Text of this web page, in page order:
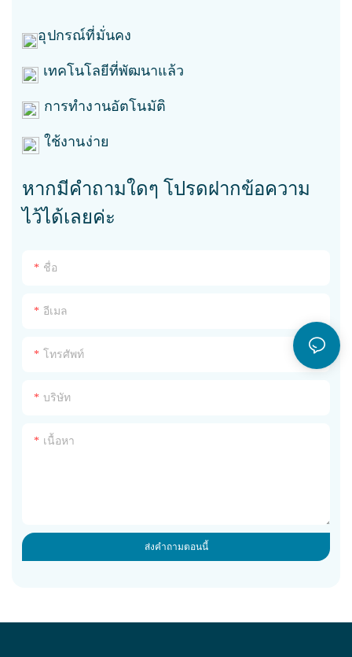
อุปกรณ์ที่มั่นคง
เทคโนโลยีที่พัฒนาแล้ว
การทำงานอัตโนมัติ
ใช้งานง่าย
หากมีคำถามใดๆ โปรดฝากข้อความ
ไว้ได้เลยค่ะ
ชื่อ
อีเมล
โทรศัพท์
บริษัท
เนื้อหา
ส่งคำถามตอนนี้